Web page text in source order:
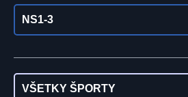
NS1-3
VŠETKY ŠPORTY